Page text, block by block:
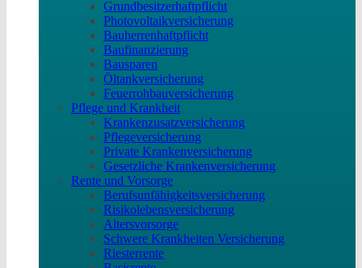
Grundbesitzerhaftpflicht
Photovoltaikversicherung
Bauherrenhaftpflicht
Baufinanzierung
Bausparen
Öltankversicherung
Feuerrohbauversicherung
Pflege und Krankheit
Krankenzusatzversicherung
Pflegeversicherung
Private Krankenversicherung
Gesetzliche Krankenversicherung
Rente und Vorsorge
Berufs­unfähigkeitsversicherung
Risikolebensversicherung
Altersvorsorge
Schwere Krankheiten Versicherung
Riesterrente